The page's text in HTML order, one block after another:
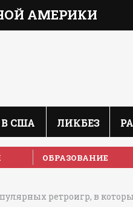
АМЕРИКИ
США ЛИКБЕЗ
ОБРАЗОВАНИЕ
ретроигр, в